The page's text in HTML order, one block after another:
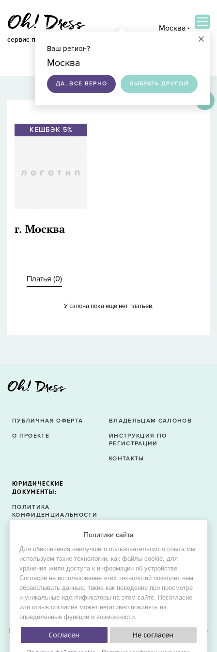
сервис по подбору свадебных платьев
Москва
×
Ваш регион?
Москва
ДА, ВСЕ ВЕРНО ВЫБРАТЬ ДРУГОЙ
×
КЕШБЭК 5%
г. Москва
Платья (0)
У салона пока еще нет платьев.
Политики сайта
Для обеспечения наилучшего пользовательского опыта мы
используем такие технологии, как файлы cookie, для
хранения и/или доступа к информации об устройстве.
Согласие на использование этих технологий позволит нам
обрабатывать данные, такие как поведение при просмотре
и уникальные идентификаторы на этом сайте. Несогласие
или отзыв согласия может негативно повлиять на
определённые функции и возможности.
Согласен Не согласен
ПУБЛИЧНАЯ ОФЕРТА
О ПРОЕКТЕ
ВЛАДЕЛЬЦАМ САЛОНОВ
ИНСТРУКЦИЯ ПО
РЕГИСТРАЦИИ
КОНТАКТЫ
ЮРИДИЧЕСКИЕ
ДОКУМЕНТЫ:
ПОЛИТИКА
КОНФИДЕНЦИАЛЬНОСТИ
СОГЛАСИЕ НА ОБРАБОТКУ
ПЕРСОНАЛЬНЫХ ДАННЫХ
© 2015–2026 Oh! Dress — сервис поиска свадебных и
вечерних платьев в продаже и в аренду.
Цель проекта — обеспечить невестам наилучшие условия для
удобного, быстрого и выгодного поиска платья мечты для